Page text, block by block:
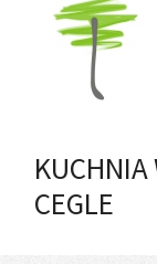
KUCHNIA
CEGLE